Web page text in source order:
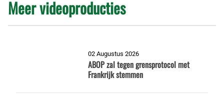
Meer videoproducties
02 Augustus 2026
ABOP zal tegen grensprotocol met
Frankrijk stemmen